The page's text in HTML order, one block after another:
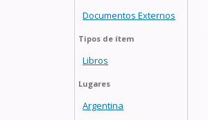
Documentos Externos
Tipos de ítem
Libros
Lugares
Argentina